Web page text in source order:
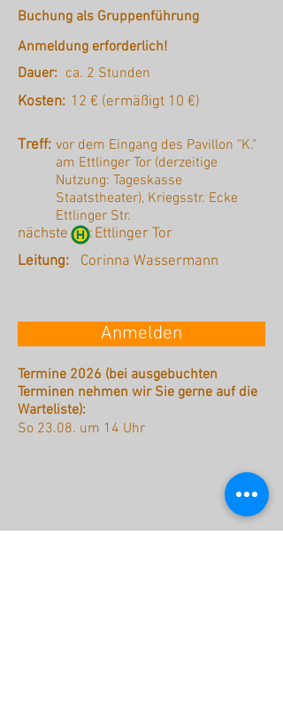
Buchung als Gruppenführung
Anmeldung erforderlich!
ca. 2 Stunden
Dauer:
Kosten: 12 € (ermäßigt 10 €)
Treff: vor dem Eingang des Pavillon "K."
am Ettlinger Tor (derzeitige
Nutzung: Tageskasse
Staatstheater), Kriegsstr. Ecke
Ettlinger Str.
nächste : Ettlinger Tor
Leitung:
Corinna Wassermann
Anmelden
Termine 2026 (bei ausgebuchten
Terminen nehmen wir Sie gerne auf die
Warteliste):
So 23.08. um 14 Uhr